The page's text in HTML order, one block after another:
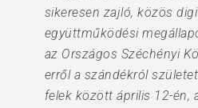
sikeresen zajló, közös
együttműködési
az Országos Széchényi
erről a szándékról
felek között április 12-én,